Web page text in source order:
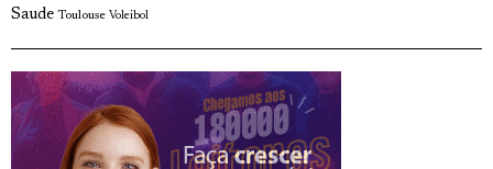
Saude Toulouse Voleibol